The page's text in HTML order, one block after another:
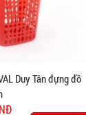
Duy Tân đựng đồ